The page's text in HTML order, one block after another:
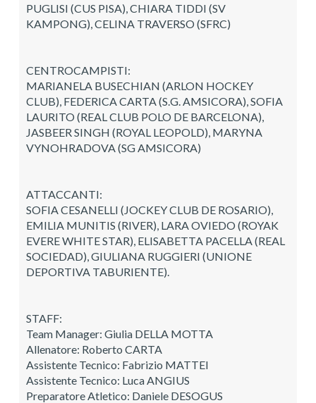
PUGLISI (CUS PISA), CHIARA TIDDI (SV
KAMPONG), CELINA TRAVERSO (SFRC)
CENTROCAMPISTI:
MARIANELA BUSECHIAN (ARLON HOCKEY
CLUB), FEDERICA CARTA (S.G. AMSICORA), SOFIA
LAURITO (REAL CLUB POLO DE BARCELONA),
JASBEER SINGH (ROYAL LEOPOLD), MARYNA
VYNOHRADOVA (SG AMSICORA)
ATTACCANTI:
SOFIA CESANELLI (JOCKEY CLUB DE ROSARIO),
EMILIA MUNITIS (RIVER), LARA OVIEDO (ROYAK
EVERE WHITE STAR), ELISABETTA PACELLA (REAL
SOCIEDAD), GIULIANA RUGGIERI (UNIONE
DEPORTIVA TABURIENTE).
STAFF:
Team Manager: Giulia DELLA MOTTA
Allenatore: Roberto CARTA
Assistente Tecnico: Fabrizio MATTEI
Assistente Tecnico: Luca ANGIUS
Preparatore Atletico: Daniele DESOGUS